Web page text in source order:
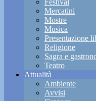
Festival
Mercatini
Mostre
Musica
Presentazione
Religione
Sagra e
Teatro
Attualità
Ambiente
Avvisi